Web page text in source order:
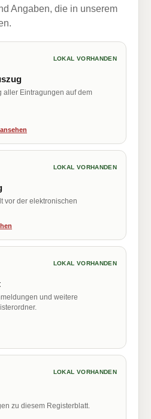
Angaben, die in unserem
LOKAL VORHANDEN
aller Eintragungen auf dem
LOKAL VORHANDEN
vor der elektronischen
LOKAL VORHANDEN
und weitere
LOKAL VORHANDEN
zu diesem Registerblatt.